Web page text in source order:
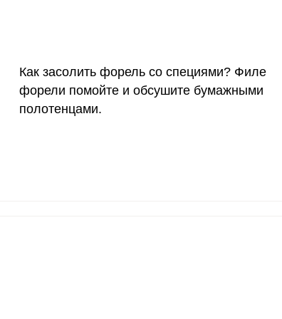
15 мг 1.2
Как засолить форель со специями? Филе
форели помойте и обсушите бумажными
полотенцами.